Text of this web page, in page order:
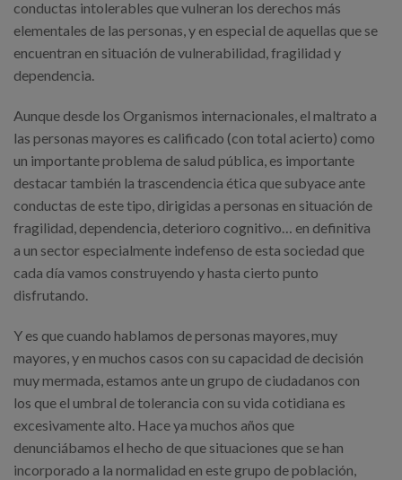
conductas intolerables que vulneran los derechos más
elementales de las personas, y en especial de aquellas que se
encuentran en situación de vulnerabilidad, fragilidad y
dependencia.
Aunque desde los Organismos internacionales, el maltrato a
las personas mayores es calificado (con total acierto) como
un importante problema de salud pública, es importante
destacar también la trascendencia ética que subyace ante
conductas de este tipo, dirigidas a personas en situación de
fragilidad, dependencia, deterioro cognitivo… en definitiva
a un sector especialmente indefenso de esta sociedad que
cada día vamos construyendo y hasta cierto punto
disfrutando.
Y es que cuando hablamos de personas mayores, muy
mayores, y en muchos casos con su capacidad de decisión
muy mermada, estamos ante un grupo de ciudadanos con
los que el umbral de tolerancia con su vida cotidiana es
excesivamente alto. Hace ya muchos años que
denunciábamos el hecho de que situaciones que se han
incorporado a la normalidad en este grupo de población,